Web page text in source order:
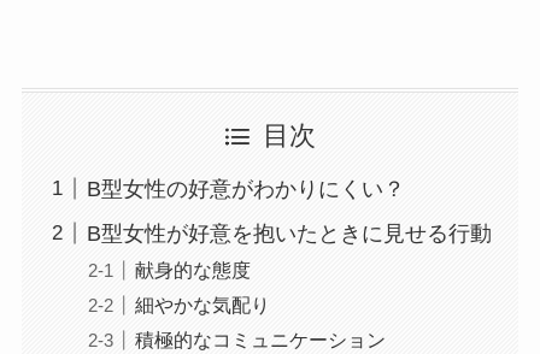
目次
B型女性の好意がわかりにくい？
B型女性が好意を抱いたときに見せる行動
献身的な態度
細やかな気配り
積極的なコミュニケーション